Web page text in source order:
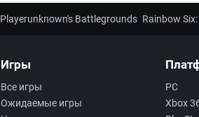
Playerunknown's Battlegrounds Rainbow Six:
Игры
Все игры
Ожидаемые игры
PC
Xbox